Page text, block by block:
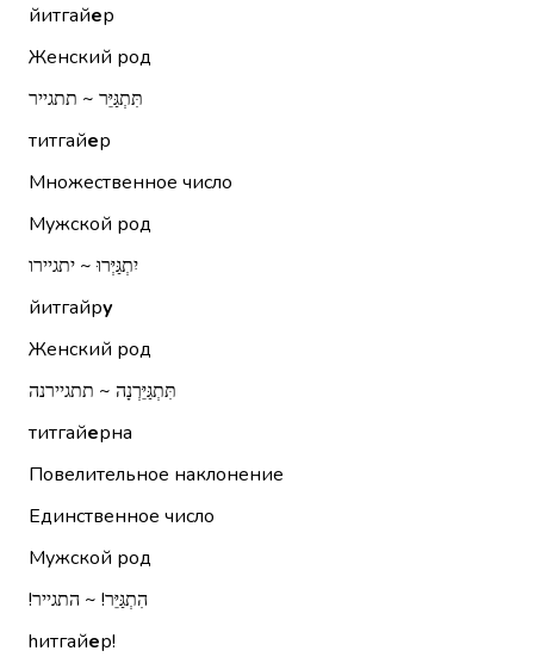
йитгайер
Женский род
תִּתְגַּיֵּר ~ תתגייר
титгайер
Множественное число
Мужской род
יִתְגַּיְּרוּ ~ יתגיירו
йитгайру
Женский род
תִּתְגַּיֵּרְנָה ~ תתגיירנה
титгайерна
Повелительное наклонение
Единственное число
Мужской род
הִתְגַּיֵּר!‏ ~ התגייר!‏
hитгайер!